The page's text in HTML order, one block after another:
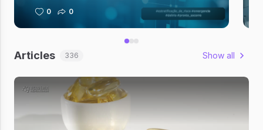
Socorro
0 0
Articles 336 Show all